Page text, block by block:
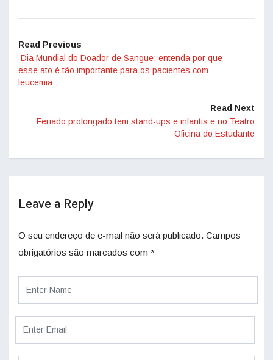
Read Previous
Dia Mundial do Doador de Sangue: entenda por que
esse ato é tão importante para os pacientes com
leucemia
Read Next
Feriado prolongado tem stand-ups e infantis e no Teatro
Oficina do Estudante
Leave a Reply
O seu endereço de e-mail não será publicado. Campos
obrigatórios são marcados com *